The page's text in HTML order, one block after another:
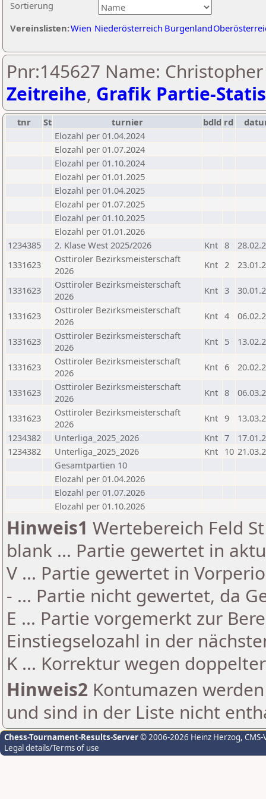
Sortierung
Vereinslisten:Wien Niederösterreich Burgenland
Pnr:145627 Name:
Zeitreihe, Grafik Partie-
tnr St turnier bdld rd
Elozahl per 01.04.2024
Elozahl per 01.07.2024
Elozahl per 01.10.2024
Elozahl per 01.01.2025
Elozahl per 01.04.2025
Elozahl per 01.07.2025
Elozahl per 01.10.2025
Elozahl per 01.01.2026
1234385
2. Klase West 2025/2026 Knt 8
1331623
Osttiroler Bezirksmeisterschaft
2026
Knt 2
1331623
Osttiroler Bezirksmeisterschaft
2026
Knt 3
1331623
Osttiroler Bezirksmeisterschaft
2026
Knt 4
1331623
Osttiroler Bezirksmeisterschaft
2026
Knt 5
1331623
Osttiroler Bezirksmeisterschaft
2026
Knt 6
1331623
Osttiroler Bezirksmeisterschaft
2026
Knt 8
1331623
Osttiroler Bezirksmeisterschaft
2026
Knt 9
1234382
Unterliga_2025_2026 Knt 7
1234382
Unterliga_2025_2026 Knt 10
Gesamtpartien 10
Elozahl per 01.04.2026
Elozahl per 01.07.2026
Elozahl per 01.10.2026
Hinweis1 Wertebereich Feld
blank ... Partie gewertet in
V ... Partie gewertet in
- ... Partie nicht gewertet, da
E ... Partie vorgemerkt zur
Einstiegselozahl in der
K ... Korrektur wegen
Hinweis2 Kontumazen
und sind in der Liste nicht
Chess-Tournament-Results-Server© 2006-2026 Heinz Herzog,
Legal details/Terms of use